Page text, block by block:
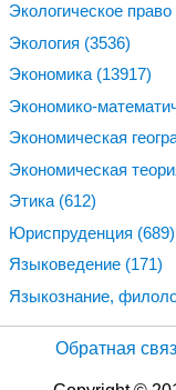
Экологическое право
Экология (3536)
Экономика (13917)
Экономико-
Экономическая
Экономическая
Этика (612)
Юриспруденция (689)
Языковедение (171)
Языкознание,
Обратная